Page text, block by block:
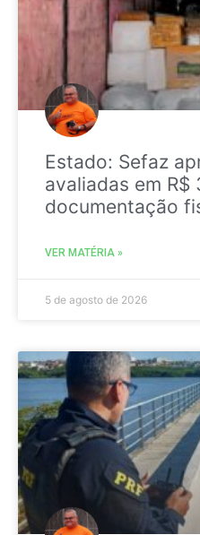
Estado: Sefaz
avaliadas em R$
documentação
VER MATÉRIA »
5 de agosto de 2026